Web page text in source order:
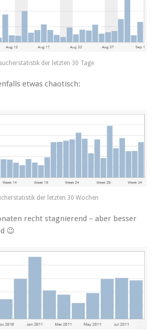
der let­zten 30 Tage
etwas chaotisch:
der let­zten 30 Wochen
recht stag­nierend – aber bess­er
😉